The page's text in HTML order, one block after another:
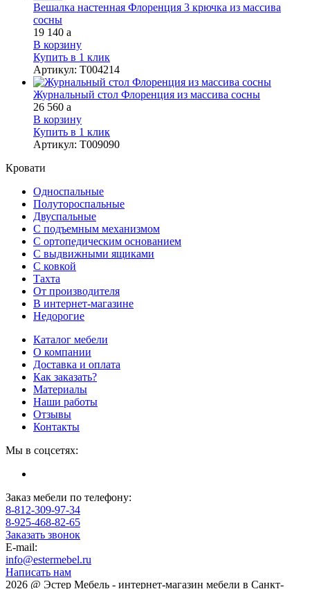
Вешалка настенная Флоренция 3 крючка из массива
сосны
19 140 a
В корзину
Купить в 1 клик
Артикул: Т004214
Журнальный стол Флоренция из массива сосны
26 560 a
В корзину
Купить в 1 клик
Артикул: Т009090
Кровати
Односпальные
Полутороспальные
Двуспальные
С подъемным механизмом
С ортопедическим основанием
С выдвижными ящиками
С ковкой
Тахта
От производителя
В интернет-магазине
Недорогие
Каталог мебели
О компании
Доставка и оплата
Как заказать?
Материалы
Наши работы
Отзывы
Контакты
Мы в соцсетях:
Заказ мебели по телефону:
8-812-309-97-34
8-925-468-82-65
Заказать звонок
E-mail:
info@estermebel.ru
Написать нам
2026 @ Эстер Мебель - интернет-магазин мебели в Санкт-